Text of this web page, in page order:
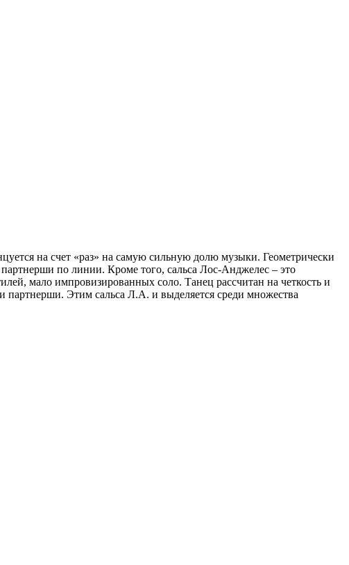
на счет «раз» на самую сильную долю музыки. Геометрически
по линии. Кроме того, сальса Лос-Анджелес – это
мало импровизированных соло. Танец рассчитан на четкость и
партнерши. Этим сальса Л.А. и выделяется среди множества